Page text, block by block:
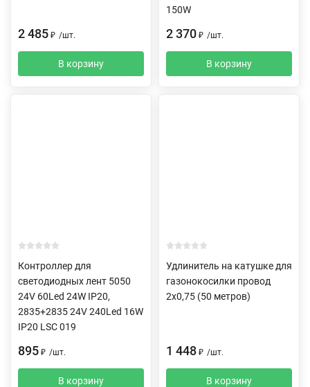
2 485 ₽ /шт.
В корзину
150W
2 370 ₽ /шт.
В корзину
Контроллер для
светодиодных лент 5050
24V 60Led 24W IP20,
2835+2835 24V 240Led 16W
IP20 LSC 019
895 ₽ /шт.
В корзину
Удлинитель на катушке для
газонокосилки провод
2х0,75 (50 метров)
1 448 ₽ /шт.
В корзину